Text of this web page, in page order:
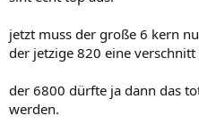
jetzt muss der große 6 kern
der jetzige 820 eine verschnitt
der 6800 dürfte ja dann das
werden.